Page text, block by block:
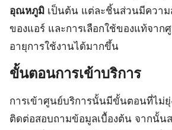
อุณหภูมิ เป็นต้น แต่ละชิ้นส่วนมีควา
ของแอร์ และการเลือกใช้ของแท้จาก
อายุการใช้งานได้มากขึ้น
ขั้นตอนการเข้าบริการ
การเข้าศูนย์บริการนั้นมีขั้นตอนที่ไม่ยุ่
ติดต่อสอบถามข้อมูลเบื้องต้น จากนั้น